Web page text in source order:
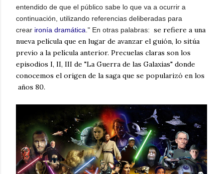
entendido de que el público sabe lo que va a ocurrir a
continuación, utilizando referencias deliberadas para
crear ironía dramática ." En otras palabras: se refiere a una
nueva película que en lugar de avanzar el guión, lo sitúa
previo a la película anterior. Precuelas claras son los
episodios I, II, III de "La Guerra de las Galaxias" donde
conocemos el origen de la saga que se popularizó en los
años 80.